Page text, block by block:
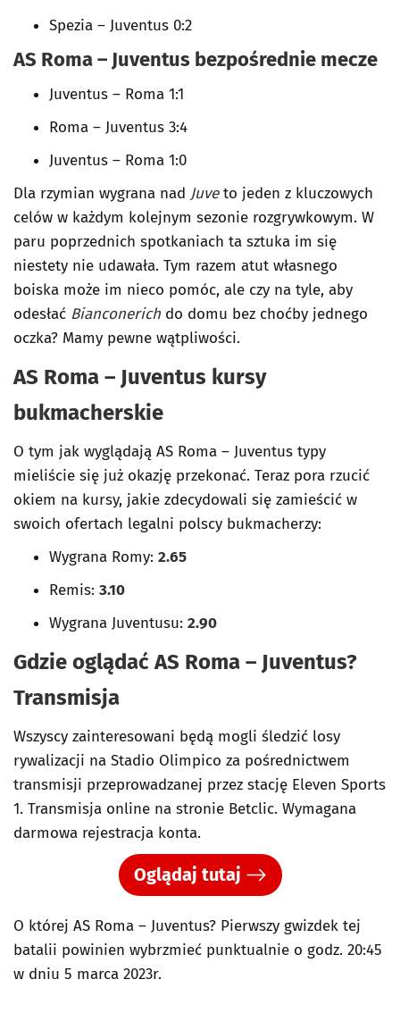
Spezia – Juventus 0:2
AS Roma – Juventus bezpośrednie mecze
Juventus – Roma 1:1
Roma – Juventus 3:4
Juventus – Roma 1:0
Dla rzymian wygrana nad Juveto jeden z kluczowych
celów w każdym kolejnym sezonie rozgrywkowym. W
paru poprzednich spotkaniach ta sztuka im się
niestety nie udawała. Tym razem atut własnego
boiska może im nieco pomóc, ale czy na tyle, aby
odesłać Bianconerich do domu bez choćby jednego
oczka? Mamy pewne wątpliwości.
AS Roma – Juventus kursy
bukmacherskie
O tym jak wyglądają AS Roma – Juventus typy
mieliście się już okazję przekonać. Teraz pora rzucić
okiem na kursy, jakie zdecydowali się zamieścić w
swoich ofertach legalni polscy bukmacherzy:
Wygrana Romy: 2.65
Remis: 3.10
Wygrana Juventusu: 2.90
Gdzie oglądać AS Roma – Juventus?
Transmisja
Wszyscy zainteresowani będą mogli śledzić losy
rywalizacji na Stadio Olimpico za pośrednictwem
transmisji przeprowadzanej przez stację Eleven Sports
1. Transmisja online na stronie Betclic. Wymagana
darmowa rejestracja konta.
Oglądaj tutaj
O której AS Roma – Juventus? Pierwszy gwizdek tej
batalii powinien wybrzmieć punktualnie o godz. 20:45
w dniu 5 marca 2023r.